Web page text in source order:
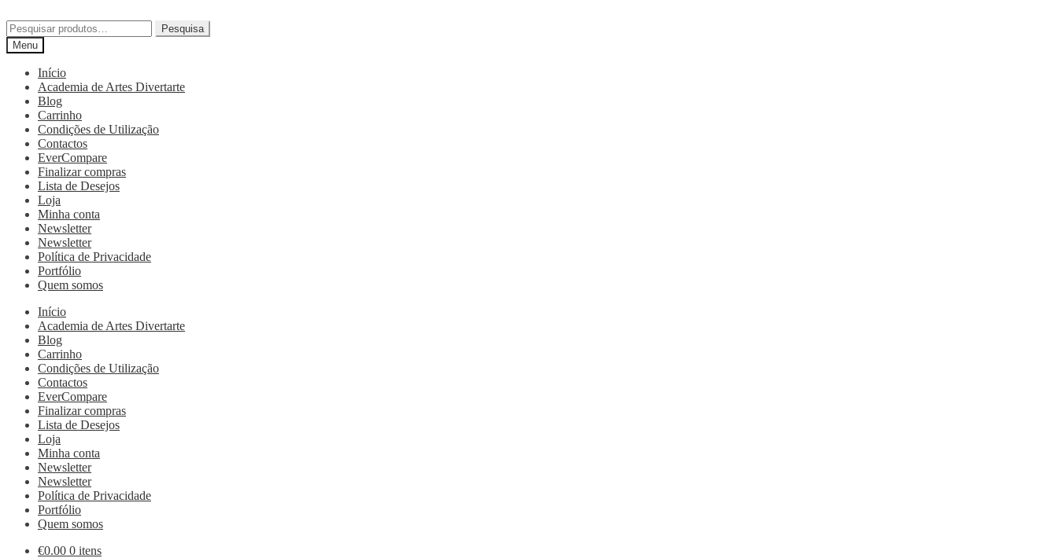
Pesquisa
Menu
Início
Academia de Artes Divertarte
Blog
Carrinho
Condições de Utilização
Contactos
EverCompare
Finalizar compras
Lista de Desejos
Loja
Minha conta
Newsletter
Newsletter
Política de Privacidade
Portfólio
Quem somos
Início
Academia de Artes Divertarte
Blog
Carrinho
Condições de Utilização
Contactos
EverCompare
Finalizar compras
Lista de Desejos
Loja
Minha conta
Newsletter
Newsletter
Política de Privacidade
Portfólio
Quem somos
€0.00 0 itens